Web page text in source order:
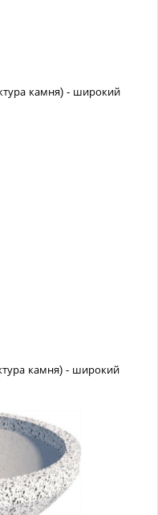
камня) - широкий
камня) - широкий